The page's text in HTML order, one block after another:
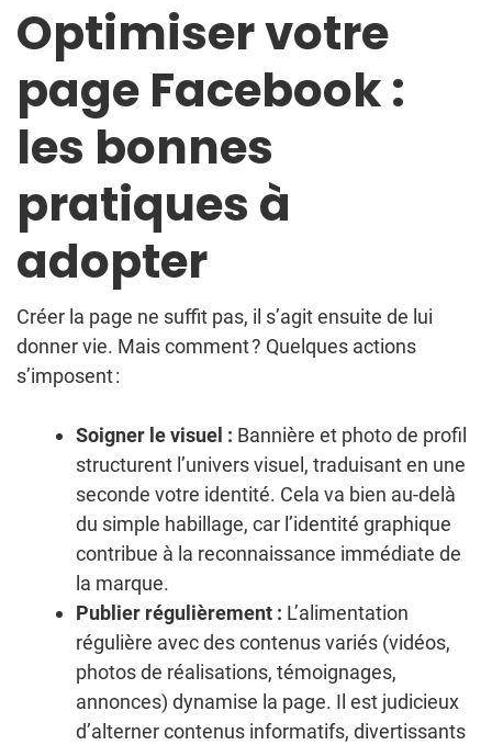
Optimiser votre
page Facebook :
les bonnes
pratiques à
adopter
Créer la page ne suffit pas, il s’agit ensuite de lui
donner vie. Mais comment ? Quelques actions
s’imposent :
Soigner le visuel : Bannière et photo de profil
structurent l’univers visuel, traduisant en une
seconde votre identité. Cela va bien au-delà
du simple habillage, car l’identité graphique
contribue à la reconnaissance immédiate de
la marque.
Publier régulièrement : L’alimentation
régulière avec des contenus variés (vidéos,
photos de réalisations, témoignages,
annonces) dynamise la page. Il est judicieux
d’alterner contenus informatifs, divertissants